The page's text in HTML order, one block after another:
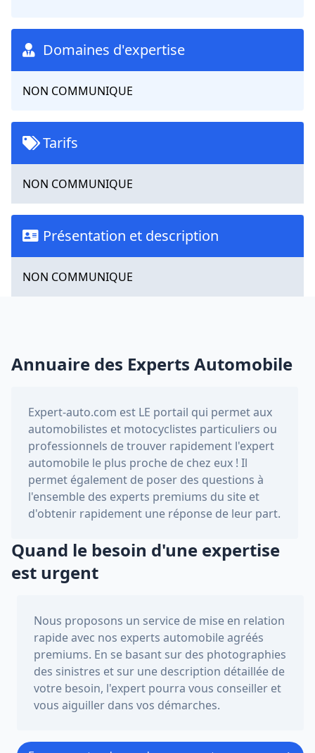
Domaines d'expertise
NON COMMUNIQUE
Tarifs
NON COMMUNIQUE
Présentation et description
NON COMMUNIQUE
Annuaire des Experts Automobile
Expert-auto.com est LE portail qui permet aux
automobilistes et motocyclistes particuliers ou
professionnels de trouver rapidement l'expert
automobile le plus proche de chez eux ! Il
permet également de poser des questions à
l'ensemble des experts premiums du site et
d'obtenir rapidement une réponse de leur part.
Quand le besoin d'une expertise
est urgent
Nous proposons un service de mise en relation
rapide avec nos experts automobile agréés
premiums. En se basant sur des photographies
des sinistres et sur une description détaillée de
votre besoin, l'expert pourra vous conseiller et
vous aiguiller dans vos démarches.